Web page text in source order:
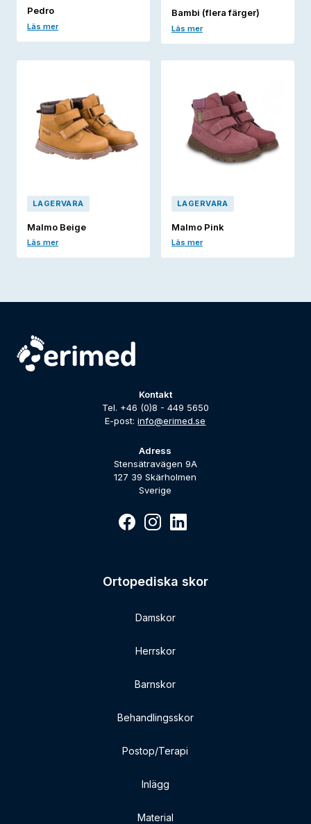
Pedro
Läs mer
Bambi (flera färger)
Läs mer
LAGERVARA
Malmo Beige
Läs mer
LAGERVARA
Malmo Pink
Läs mer
Kontakt
Tel. +46 (0)8 - 449 5650
E-post:info@erimed.se
Adress
Stensätravägen 9A
127 39 Skärholmen
Sverige
Ortopediska skor
Damskor
Herrskor
Barnskor
Behandlingsskor
Postop/Terapi
Inlägg
Material